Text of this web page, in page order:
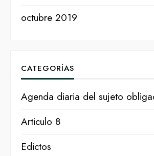
octubre 2019
CATEGORÍAS
Agenda diaria del sujeto
Articulo 8
Edictos